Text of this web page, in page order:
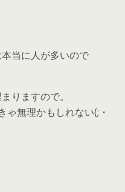
当に人が多いので
りますので。
無理かもしれない(;・